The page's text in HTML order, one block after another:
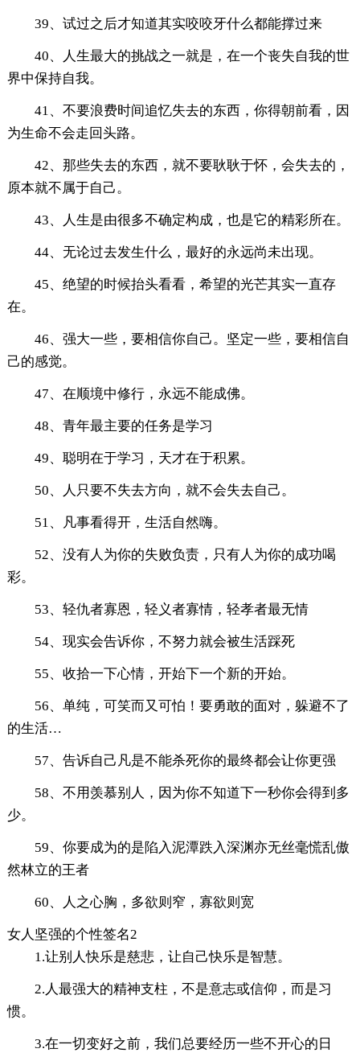
39、试过之后才知道其实咬咬牙什么都能撑过来
40、人生最大的挑战之一就是，在一个丧失自我的世
界中保持自我。
41、不要浪费时间追忆失去的东西，你得朝前看，因
为生命不会走回头路。
42、那些失去的东西，就不要耿耿于怀，会失去的，
原本就不属于自己。
43、人生是由很多不确定构成，也是它的精彩所在。
44、无论过去发生什么，最好的永远尚未出现。
45、绝望的时候抬头看看，希望的光芒其实一直存
在。
46、强大一些，要相信你自己。坚定一些，要相信自
己的感觉。
47、在顺境中修行，永远不能成佛。
48、青年最主要的任务是学习
49、聪明在于学习，天才在于积累。
50、人只要不失去方向，就不会失去自己。
51、凡事看得开，生活自然嗨。
52、没有人为你的失败负责，只有人为你的成功喝
彩。
53、轻仇者寡恩，轻义者寡情，轻孝者最无情
54、现实会告诉你，不努力就会被生活踩死
55、收拾一下心情，开始下一个新的开始。
56、单纯，可笑而又可怕！要勇敢的面对，躲避不了
的生活…
57、告诉自己凡是不能杀死你的最终都会让你更强
58、不用羡慕别人，因为你不知道下一秒你会得到多
少。
59、你要成为的是陷入泥潭跌入深渊亦无丝毫慌乱傲
然林立的王者
60、人之心胸，多欲则窄，寡欲则宽
女人坚强的个性签名2
1.让别人快乐是慈悲，让自己快乐是智慧。
2.人最强大的精神支柱，不是意志或信仰，而是习
惯。
3.在一切变好之前，我们总要经历一些不开心的日